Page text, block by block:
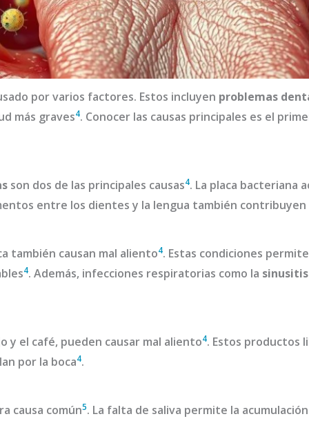
por varios factores. Estos incluyen problemas
más graves4. Conocer las causas principales es el
son dos de las principales causas4. La placa bacteriana
entre los dientes y la lengua también contribuyen
también causan mal aliento4. Estas condiciones
4. Además, infecciones respiratorias como la sinusitis
y el café, pueden causar mal aliento4. Estos productos
por la boca4.
causa común5. La falta de saliva permite la